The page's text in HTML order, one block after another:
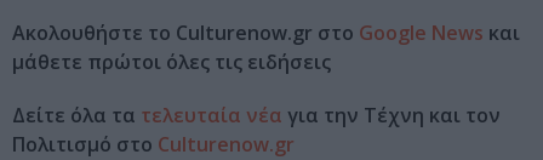
Ακολουθήστε το Culturenow.gr στο Google News και
μάθετε πρώτοι όλες τις ειδήσεις
Δείτε όλα τα τελευταία νέα για την Τέχνη και τον
Πολιτισμό στο Culturenow.gr